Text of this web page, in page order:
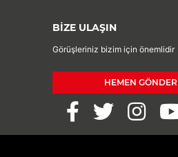
BİZE ULAŞIN
Görüşleriniz bizim için önemlidir
HEMEN GÖNDER